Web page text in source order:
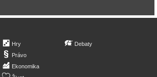
Hry
Právo
Ekonomika
Debaty